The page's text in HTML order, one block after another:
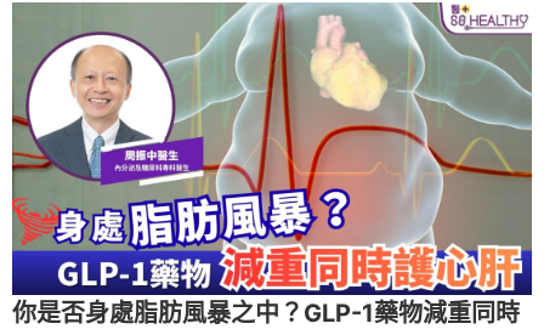
你是否身處脂肪風暴之中？GLP-1藥物減重同時